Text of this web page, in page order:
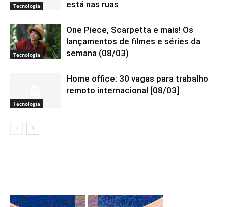
Tecnologia está nas ruas
Tecnologia
One Piece, Scarpetta e mais! Os
lançamentos de filmes e séries da
semana (08/03)
Tecnologia
Home office: 30 vagas para trabalho
remoto internacional [08/03]